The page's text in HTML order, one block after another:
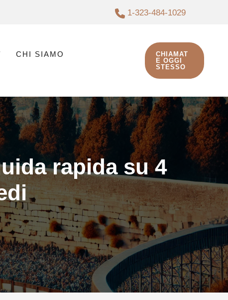
1-323-484-1029
CHI SIAMO
CHIAMAT
E OGGI
STESSO
rapida su 4